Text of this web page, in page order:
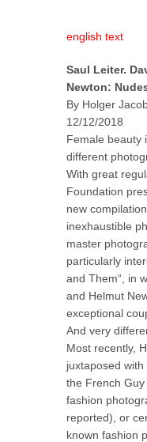
english text
Saul Leiter.
Newton:
By Holger
12/12/2018
Female beauty
different
With great
Foundation
new
inexhaustible
master
particularly
and Them“, in
and Helmut
exceptional
And very
Most recently,
juxtaposed
the French
fashion
reported), or
known fashion